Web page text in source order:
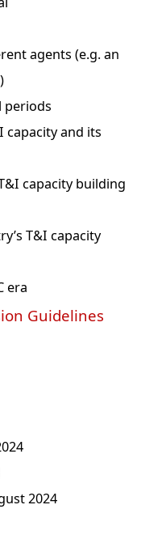
agents (e.g. an
periods
capacity and its
capacity building
T&I capacity
era
Guidelines
2024